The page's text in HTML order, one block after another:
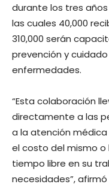
durante los tres
las cuales 40,000
310,000 serán
prevención y
enfermedades.
“Esta colaboración
directamente a las
a la atención
el costo del mismo
tiempo libre en su
necesidades”,